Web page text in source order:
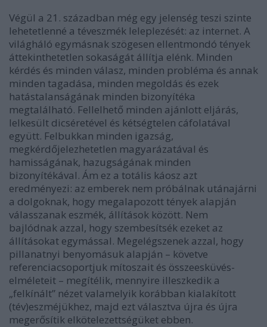
Végül a 21. században még egy jelenség teszi szinte
lehetetlenné a téveszmék leleplezését: az internet. A
világháló egymásnak szögesen ellentmondó tények
áttekinthetetlen sokaságát állítja elénk. Minden
kérdés és minden válasz, minden probléma és annak
minden tagadása, minden megoldás és ezek
hatástalanságának minden bizonyítéka
megtalálható. Fellelhető minden ajánlott eljárás,
lelkesült dicséretével és kétségtelen cáfolatával
együtt. Felbukkan minden igazság,
megkérdőjelezhetetlen magyarázatával és
hamisságának, hazugságának minden
bizonyítékával. Ám ez a totális káosz azt
eredményezi: az emberek nem próbálnak utánajárni
a dolgoknak, hogy megalapozott tények alapján
válasszanak eszmék, állítások között. Nem
bajlódnak azzal, hogy szembesítsék ezeket az
állításokat egymással. Megelégszenek azzal, hogy
pillanatnyi benyomásuk alapján – követve
referenciacsoportjuk mítoszait és összeesküvés-
elméleteit – megítélik, mennyire illeszkedik a
„felkínált” nézet valamelyik korábban kialakított
(tév)eszméjükhez, majd ezt választva újra és újra
megerősítik elkötelezettségüket ebben.